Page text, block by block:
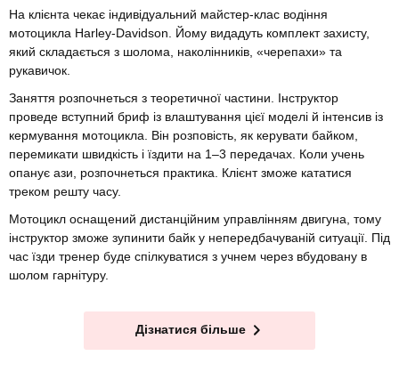
На клієнта чекає індивідуальний майстер-клас водіння
мотоцикла Harley-Davidson. Йому видадуть комплект захисту,
який складається з шолома, наколінників, «черепахи» та
рукавичок.
Заняття розпочнеться з теоретичної частини. Інструктор
проведе вступний бриф із влаштування цієї моделі й інтенсив із
кермування мотоцикла. Він розповість, як керувати байком,
перемикати швидкість і їздити на 1–3 передачах. Коли учень
опанує ази, розпочнеться практика. Клієнт зможе кататися
треком решту часу.
Мотоцикл оснащений дистанційним управлінням двигуна, тому
інструктор зможе зупинити байк у непередбачуваній ситуації. Під
час їзди тренер буде спілкуватися з учнем через вбудовану в
шолом гарнітуру.
Дізнатися більше